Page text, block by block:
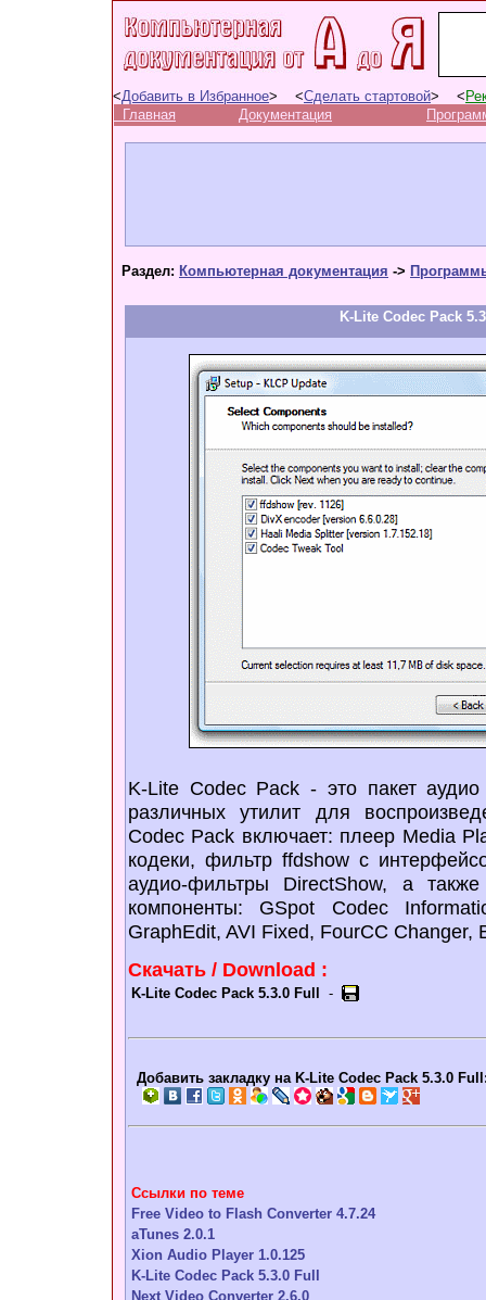
<Добавить в Избранное> <Сделать стартовой> <
Главная
Документация
Раздел: Компьютерная документация ->
K-Lite Codec Pack
K-Lite Codec Pack - это пакет
различных утилит для
Codec Pack включает: плеер Media
кодеки, фильтр ffdshow с
аудио-фильтры DirectShow, а
компоненты: GSpot Codec
GraphEdit, AVI Fixed, FourCC Changer,
Скачать / Download :
K-Lite Codec Pack 5.3.0 Full -
Добавить закладку на K-Lite Codec Pack 5.3.0
Ссылки по теме
Free Video to Flash Converter 4.7.24
aTunes 2.0.1
Xion Audio Player 1.0.125
K-Lite Codec Pack 5.3.0 Full
Next Video Converter 2.6.0